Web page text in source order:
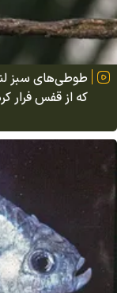
طوطی‌های سبز
که از قفس فرار